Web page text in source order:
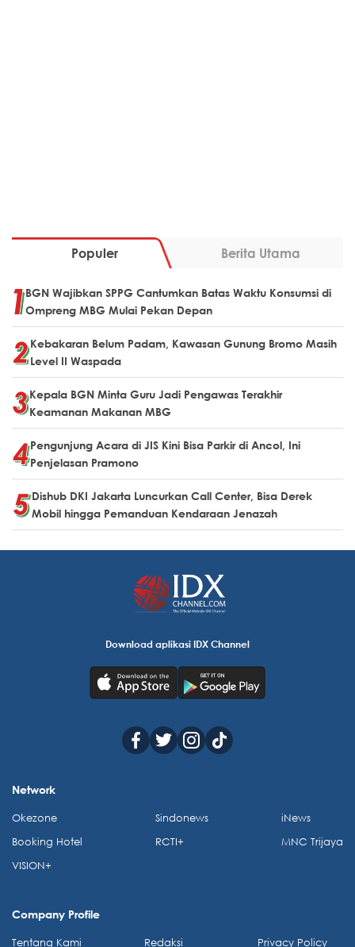
Populer Berita Utama
BGN Wajibkan SPPG Cantumkan Batas Waktu Konsumsi di
Ompreng MBG Mulai Pekan Depan
Kebakaran Belum Padam, Kawasan Gunung Bromo Masih
Level II Waspada
Kepala BGN Minta Guru Jadi Pengawas Terakhir
Keamanan Makanan MBG
Pengunjung Acara di JIS Kini Bisa Parkir di Ancol, Ini
Penjelasan Pramono
Dishub DKI Jakarta Luncurkan Call Center, Bisa Derek
Mobil hingga Pemanduan Kendaraan Jenazah
Download aplikasi IDX Channel
Network
Okezone
Booking Hotel
VISION+
Sindonews
RCTI+
iNews
MNC Trijaya
Company Profile
Tentang Kami Redaksi Privacy Policy